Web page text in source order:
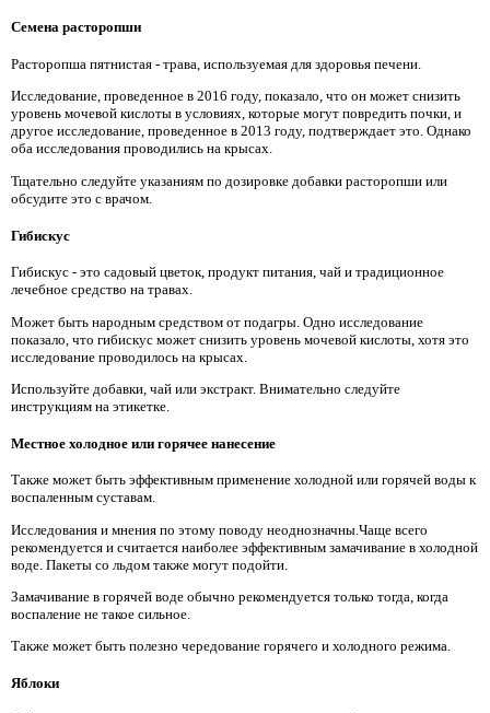
Семена расторопши
Расторопша пятнистая - трава, используемая для здоровья печени.
Исследование, проведенное в 2016 году, показало, что он может снизить
уровень мочевой кислоты в условиях, которые могут повредить почки, и
другое исследование, проведенное в 2013 году, подтверждает это. Однако
оба исследования проводились на крысах.
Тщательно следуйте указаниям по дозировке добавки расторопши или
обсудите это с врачом.
Гибискус
Гибискус - это садовый цветок, продукт питания, чай и традиционное
лечебное средство на травах.
Может быть народным средством от подагры. Одно исследование
показало, что гибискус может снизить уровень мочевой кислоты, хотя это
исследование проводилось на крысах.
Используйте добавки, чай или экстракт. Внимательно следуйте
инструкциям на этикетке.
Местное холодное или горячее нанесение
Также может быть эффективным применение холодной или горячей воды к
воспаленным суставам.
Исследования и мнения по этому поводу неоднозначны.Чаще всего
рекомендуется и считается наиболее эффективным замачивание в холодной
воде. Пакеты со льдом также могут подойти.
Замачивание в горячей воде обычно рекомендуется только тогда, когда
воспаление не такое сильное.
Также может быть полезно чередование горячего и холодного режима.
Яблоки